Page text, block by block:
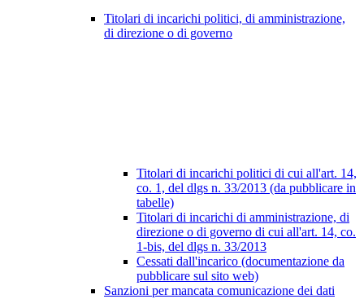
Titolari di incarichi politici, di amministrazione,
di direzione o di governo
Titolari di incarichi politici di cui all'art. 14,
co. 1, del dlgs n. 33/2013 (da pubblicare in
tabelle)
Titolari di incarichi di amministrazione, di
direzione o di governo di cui all'art. 14, co.
1-bis, del dlgs n. 33/2013
Cessati dall'incarico (documentazione da
pubblicare sul sito web)
Sanzioni per mancata comunicazione dei dati